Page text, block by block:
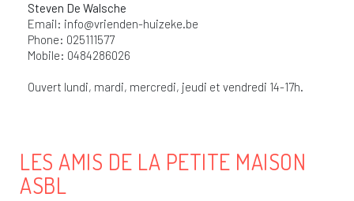
Steven De Walsche
Email: info@vrienden-huizeke.be
Phone: 025111577
Mobile: 0484286026
Ouvert lundi, mardi, mercredi, jeudi et vendredi 14-17h.
LES AMIS DE LA PETITE MAISON
ASBL